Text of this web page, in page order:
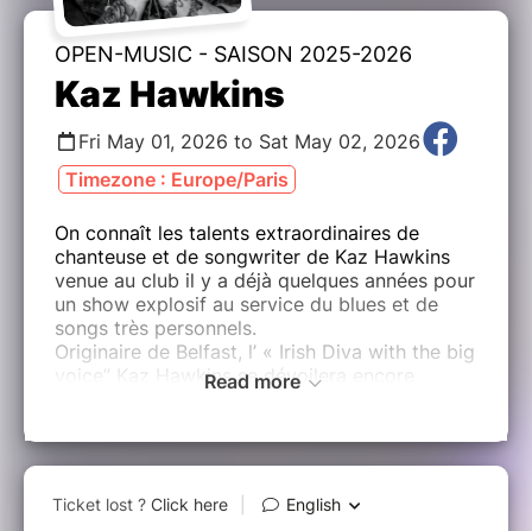
OPEN-MUSIC - SAISON 2025-2026
Kaz Hawkins
Fri May 01, 2026 to Sat May 02, 2026
Timezone : Europe/Paris
On connaît les talents extraordinaires de
chanteuse et de songwriter de Kaz Hawkins
venue au club il y a déjà quelques années pour
un show explosif au service du blues et de
songs très personnels.
Originaire de Belfast, l’ « Irish Diva with the big
voice” Kaz Hawkins se dévoilera encore
Nul doute que le chant de Kaz Wakins
donnera des frissons et laissera des traces
indélébiles dans nos oreilles et dans nos
cœurs.
Read more